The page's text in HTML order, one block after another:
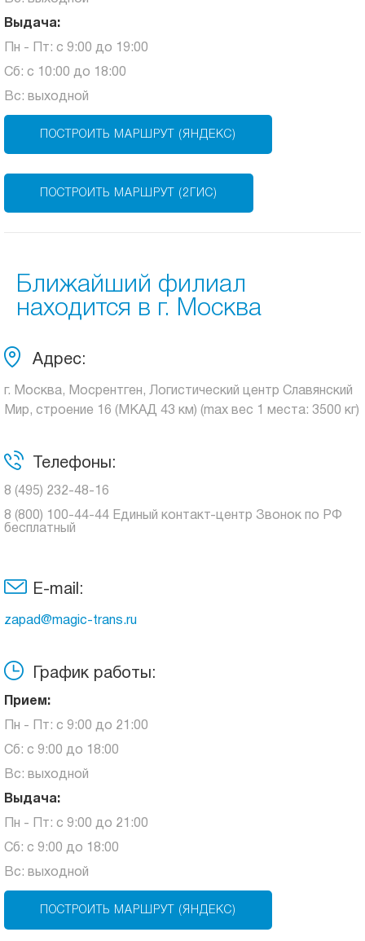
Выдача:
Пн - Пт: с 9:00 до 19:00
Сб: с 10:00 до 18:00
Вс: выходной
ПОСТРОИТЬ МАРШРУТ (ЯНДЕКС)
ПОСТРОИТЬ МАРШРУТ (2ГИС)
Ближайший филиал
находится в г. Москва
Адрес:
г. Москва, Мосрентген, Логистический центр Славянский
Мир, строение 16 (МКАД 43 км) (max вес 1 места: 3500 кг)
Телефоны:
8 (495) 232-48-16
8 (800) 100-44-44 Единый контакт-центр Звонок по РФ
бесплатный
E-mail:
zapad@magic-trans.ru
График работы:
Прием:
Пн - Пт: с 9:00 до 21:00
Сб: с 9:00 до 18:00
Вс: выходной
Выдача:
Пн - Пт: с 9:00 до 21:00
Сб: с 9:00 до 18:00
Вс: выходной
ПОСТРОИТЬ МАРШРУТ (ЯНДЕКС)